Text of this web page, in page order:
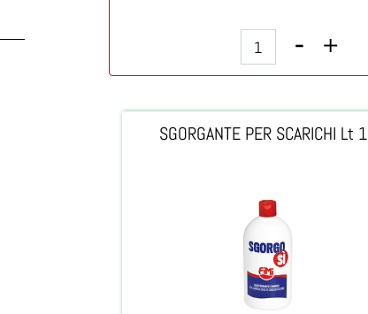
SGORGANTE PER SCARICHI Lt 1